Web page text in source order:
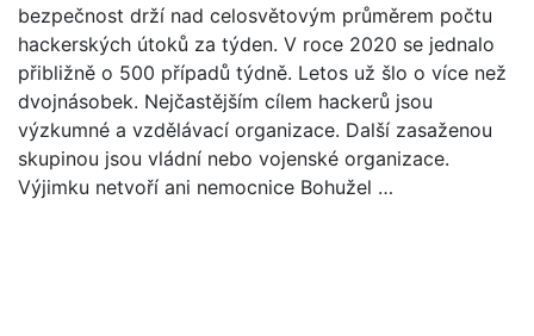
bezpečnost drží nad celosvětovým průměrem počtu
hackerských útoků za týden. V roce 2020 se jednalo
přibližně o 500 případů týdně. Letos už šlo o více než
dvojnásobek. Nejčastějším cílem hackerů jsou
výzkumné a vzdělávací organizace. Další zasaženou
skupinou jsou vládní nebo vojenské organizace.
Výjimku netvoří ani nemocnice Bohužel …